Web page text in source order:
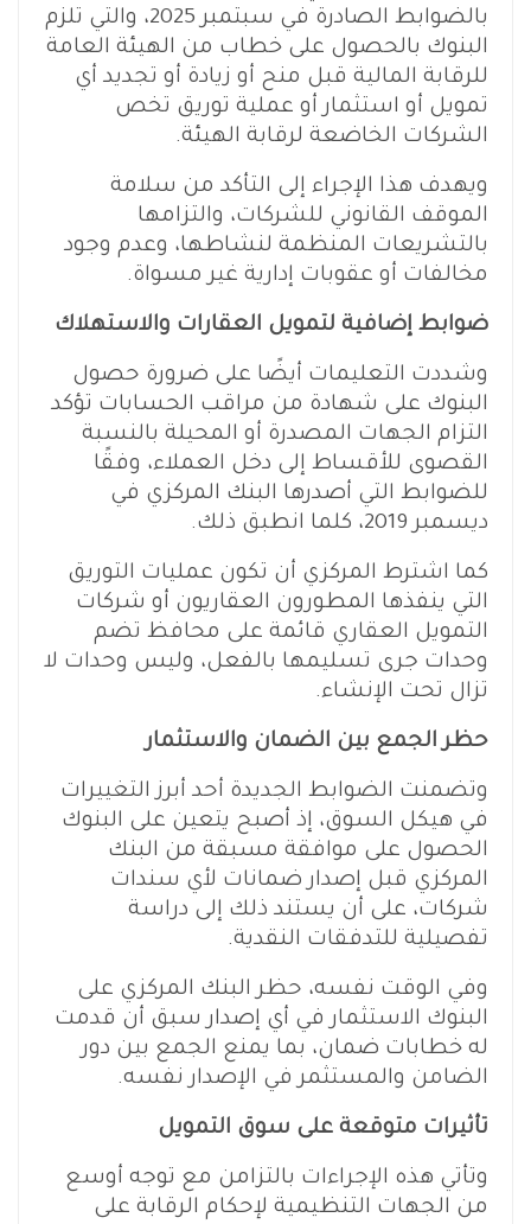
بالضوابط الصادرة في سبتمبر 2025، والتي تلزم
البنوك بالحصول على خطاب من الهيئة العامة
للرقابة المالية قبل منح أو زيادة أو تجديد أي
تمويل أو استثمار أو عملية توريق تخص
الشركات الخاضعة لرقابة الهيئة.
ويهدف هذا الإجراء إلى التأكد من سلامة
الموقف القانوني للشركات، والتزامها
بالتشريعات المنظمة لنشاطها، وعدم وجود
مخالفات أو عقوبات إدارية غير مسواة.
ضوابط إضافية لتمويل العقارات والاستهلاك
وشددت التعليمات أيضًا على ضرورة حصول
البنوك على شهادة من مراقب الحسابات تؤكد
التزام الجهات المصدرة أو المحيلة بالنسبة
القصوى للأقساط إلى دخل العملاء، وفقًا
للضوابط التي أصدرها البنك المركزي في
ديسمبر 2019، كلما انطبق ذلك.
كما اشترط المركزي أن تكون عمليات التوريق
التي ينفذها المطورون العقاريون أو شركات
التمويل العقاري قائمة على محافظ تضم
وحدات جرى تسليمها بالفعل، وليس وحدات لا
تزال تحت الإنشاء.
حظر الجمع بين الضمان والاستثمار
وتضمنت الضوابط الجديدة أحد أبرز التغييرات
في هيكل السوق، إذ أصبح يتعين على البنوك
الحصول على موافقة مسبقة من البنك
المركزي قبل إصدار ضمانات لأي سندات
شركات، على أن يستند ذلك إلى دراسة
تفصيلية للتدفقات النقدية.
وفي الوقت نفسه، حظر البنك المركزي على
البنوك الاستثمار في أي إصدار سبق أن قدمت
له خطابات ضمان، بما يمنع الجمع بين دور
الضامن والمستثمر في الإصدار نفسه.
تأثيرات متوقعة على سوق التمويل
وتأتي هذه الإجراءات بالتزامن مع توجه أوسع
من الجهات التنظيمية لإحكام الرقابة على